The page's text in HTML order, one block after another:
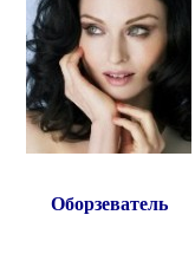
Оборзеватель